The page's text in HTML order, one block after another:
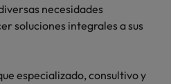
necesidades
soluciones integrales a sus
especializado, consultivo y